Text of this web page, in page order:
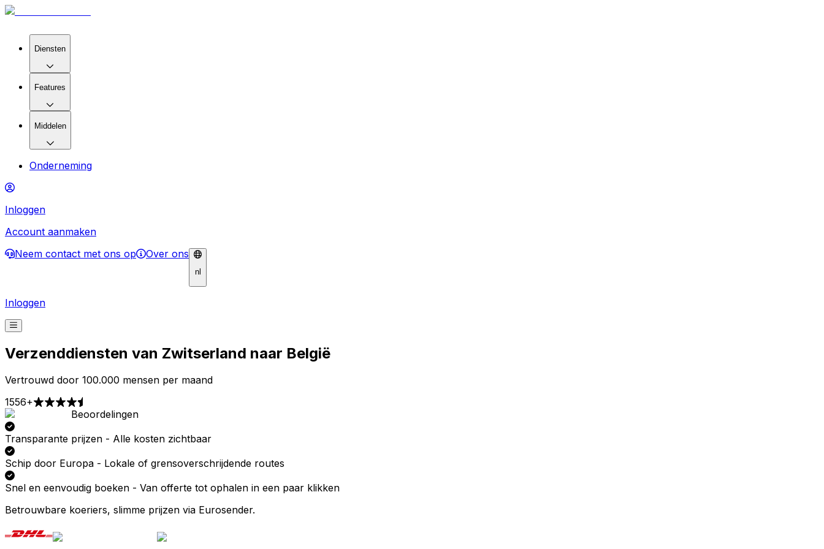
Diensten
Features
Middelen
Onderneming
Inloggen
Account aanmaken
Neem contact met ons op
Over ons
nl
Inloggen
Verzenddiensten van Zwitserland naar België
Vertrouwd door 100.000 mensen per maand
1556+
Beoordelingen
Afhalen
Bezorgen
Prijzen vanaf € 2,99